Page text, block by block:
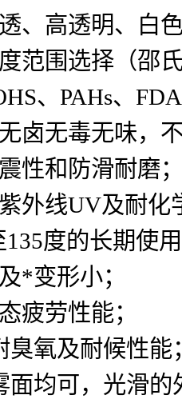
高透明、白色
围选择（邵氏
、PAHs、
无毒无味，不
和防滑耐磨
线UV及耐化
度的长期使
变形小；
劳性能；
氧及耐候性能
均可，光滑的